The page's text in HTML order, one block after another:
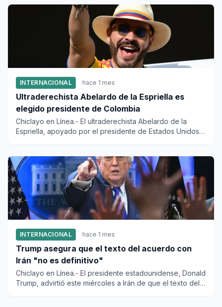
INTERNACIONAL hace 1 mes
Ultraderechista Abelardo de la Espriella es
elegido presidente de Colombia
Chiclayo en Línea.- El ultraderechista Abelardo de la
Espriella, apoyado por el presidente de Estados Unidos
INTERNACIONAL hace 1 mes
Trump asegura que el texto del acuerdo con
Irán "no es definitivo"
Chiclayo en Línea.- El presidente estadounidense, Donald
Trump, advirtió este miércoles a Irán de que el texto del